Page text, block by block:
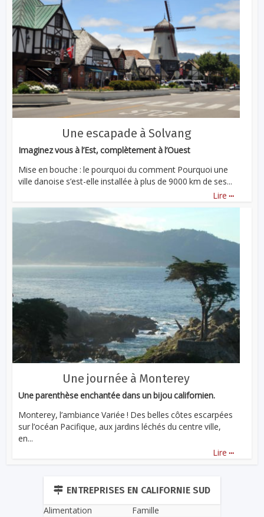
Une escapade à Solvang
Imaginez vous à l’Est, complètement à l’Ouest
Mise en bouche : le pourquoi du comment Pourquoi une
ville danoise s’est-elle installée à plus de 9000 km de ses...
Lire ...
Une journée à Monterey
Une parenthèse enchantée dans un bijou californien.
Monterey, l’ambiance Variée ! Des belles côtes escarpées
sur l’océan Pacifique, aux jardins léchés du centre ville,
en...
Lire ...
ENTREPRISES EN CALIFORNIE SUD
Alimentation
Famille